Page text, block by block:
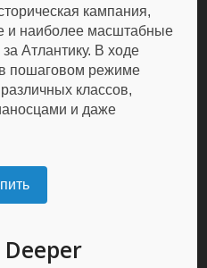
кампания,
и наиболее масштабные
Атлантику. В ходе
пошаговом режиме
классов,
и даже